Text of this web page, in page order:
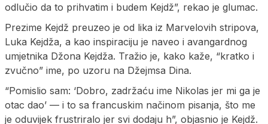
odlučio da to prihvatim i budem Kejdž”, rekao je glumac.
Prezime Kejdž preuzeo je od lika iz Marvelovih stripova,
Luka Kejdža, a kao inspiraciju je naveo i avangardnog
umjetnika Džona Kejdža. Tražio je, kako kaže, “kratko i
zvučno” ime, po uzoru na Džejmsa Dina.
“Pomislio sam: ‘Dobro, zadržaću ime Nikolas jer mi ga je
otac dao’ — i to sa francuskim načinom pisanja, što me
je oduvijek frustriralo jer svi dodaju h”, objasnio je Kejdž.